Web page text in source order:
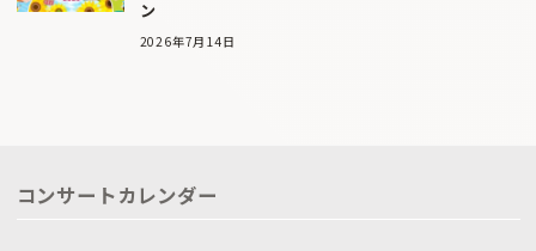
ン
2026年7月14日
コンサートカレンダー